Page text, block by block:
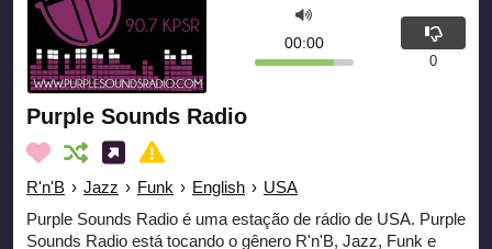
Purple Sounds Radio
R'n'B › Jazz › Funk › English › USA
Purple Sounds Radio é uma estação de rádio de USA. Purple
Sounds Radio está tocando o gênero R'n'B, Jazz, Funk e
00:00
0